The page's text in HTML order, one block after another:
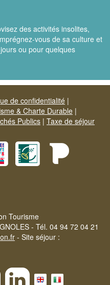
des activités insolites,
vous de sa culture et
ou pour quelques
de confidentialité |
& Charte Durable |
Publics | Taxe de séjour
Tourisme
- Tél. 04 94 72 04 21
- Site séjour :